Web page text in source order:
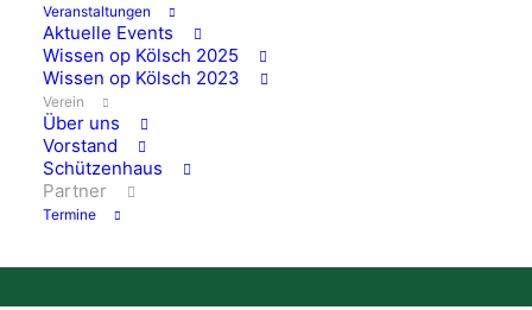
Veranstaltungen
Aktuelle Events
Wissen op Kölsch 2025
Wissen op Kölsch 2023
Verein
Über uns
Vorstand
Schützenhaus
Partner
Termine
PARTNER
Wissener
Schützenverein e.V.
1870